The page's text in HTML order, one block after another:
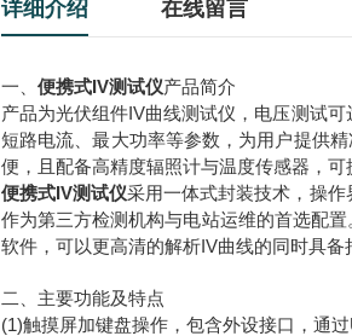
详细介绍 在线留言
一、 便携式IV测试仪产品简介
产品为光伏组件IV曲线测试仪，电压测试
短路电流、最大功率等参数，为用户提供
便，且配备⾼精度辐照计与温度传感器，可
便携式IV测试仪采⽤⼀体式封装技术，操
作为第三⽅检测机构与电站运维的⾸选配
软件，可以更⾼清的解析IV曲线的同时具备
二、主要功能及特点
(1)触摸屏加键盘操作，包含外设接口，通过